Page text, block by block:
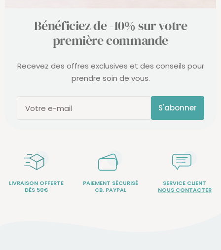
Bénéficiez de -10% sur votre
première commande
Recevez des offres exclusives et des conseils pour
prendre soin de vous.
Votre e-mail S'abonner
LIVRAISON OFFERTE
DÈS 50€
PAIEMENT SÉCURISÉ
CB, PAYPAL
SERVICE CLIENT
NOUS CONTACTER